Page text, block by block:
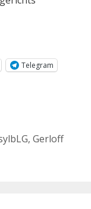
Telegram
, Gerloff